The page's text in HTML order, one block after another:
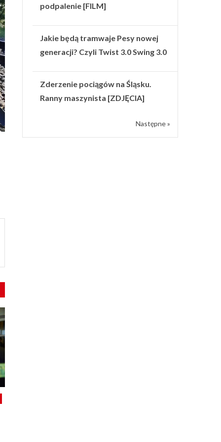
podpalenie [FILM]
Jakie będą tramwaje Pesy nowej
generacji? Czyli Twist 3.0 Swing 3.0
Zderzenie pociągów na Śląsku.
Ranny maszynista [ZDJĘCIA]
Następne »